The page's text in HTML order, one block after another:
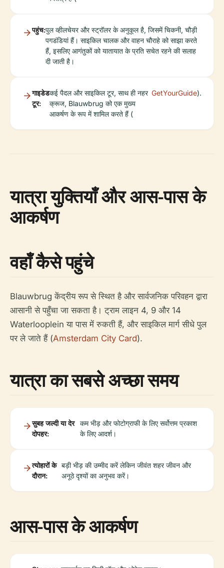
पहुंच:पुल व्हीलचेयर और स्ट्रॉलर के अनुकूल है, जिसमें चिकनी, चौड़ी
पगडंडियां हैं। साइकिल चालक और वाहन चौराहे को साझा करते
हैं, इसलिए आगंतुकों को यातायात के प्रति सचेत रहने की सलाह
दी जाती है।
गाइडेड
टूर:
कई पैदल और साइकिल टूर, साथ ही नहर
क्रूज, Blauwbrug को एक मुख्य
आकर्षण के रूप में शामिल करते हैं (
GetYourGuide).
यात्रा युक्तियाँ और आस-पास के
आकर्षण
वहाँ कैसे पहुंचे
Blauwbrug केंद्रीय रूप से स्थित है और सार्वजनिक परिवहन द्वारा
आसानी से पहुँचा जा सकता है। ट्राम लाइन 4, 9 और 14
Waterlooplein या पास में रुकती हैं, और साइकिल मार्ग सीधे पुल
पर ले जाते हैं (Amsterdam City Card).
यात्रा का सबसे अच्छा समय
सुबह जल्दी या देर
दोपहर:
कम भीड़ और फोटोग्राफी के लिए सर्वोत्तम प्रकाश
के लिए आदर्श।
त्योहारों के
दौरान:
बड़ी भीड़ की उम्मीद करें लेकिन जीवंत शहर जीवन और
अनूठे दृश्यों का अनुभव करें।
आस-पास के आकर्षण